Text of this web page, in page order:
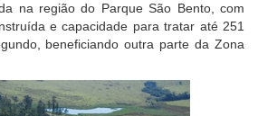
na região do Parque São Bento, com
e capacidade para tratar até 251
beneficiando outra parte da Zona